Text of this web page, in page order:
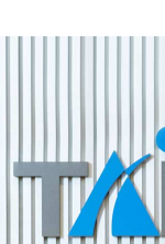
事業